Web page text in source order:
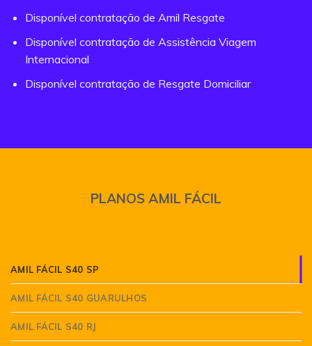
Disponível contratação de Amil Resgate
Disponível contratação de Assistência Viagem
Internacional
Disponível contratação de Resgate Domiciliar
PLANOS AMIL FÁCIL
AMIL FÁCIL S40 SP
AMIL FÁCIL S40 GUARULHOS
AMIL FÁCIL S40 RJ